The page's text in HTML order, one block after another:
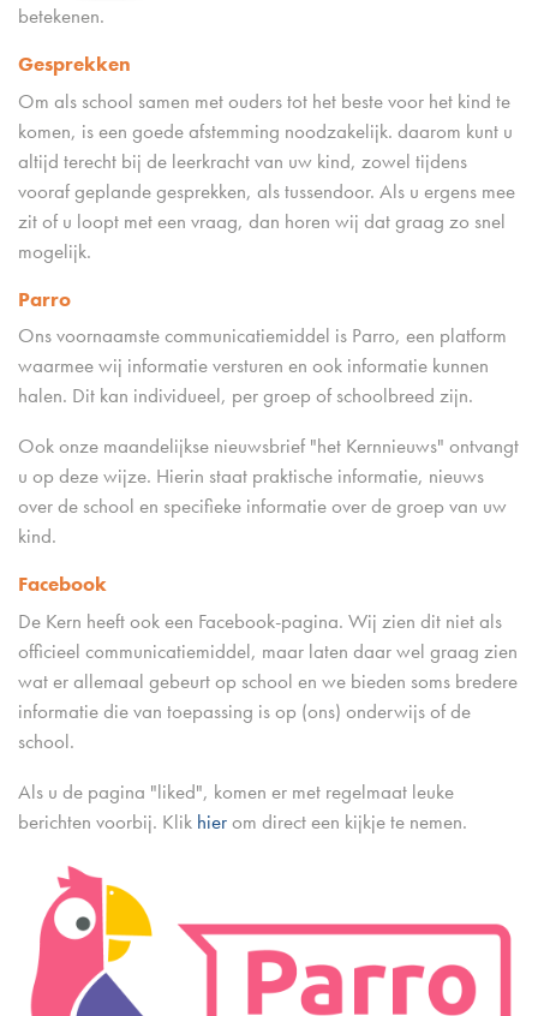
betekenen.
Gesprekken
Om als school samen met ouders tot het beste voor het kind te
komen, is een goede afstemming noodzakelijk. daarom kunt u
altijd terecht bij de leerkracht van uw kind, zowel tijdens
vooraf geplande gesprekken, als tussendoor. Als u ergens mee
zit of u loopt met een vraag, dan horen wij dat graag zo snel
mogelijk.
Parro
Ons voornaamste communicatiemiddel is Parro, een platform
waarmee wij informatie versturen en ook informatie kunnen
halen. Dit kan individueel, per groep of schoolbreed zijn.
Ook onze maandelijkse nieuwsbrief "het Kernnieuws" ontvangt
u op deze wijze. Hierin staat praktische informatie, nieuws
over de school en specifieke informatie over de groep van uw
kind.
Facebook
De Kern heeft ook een Facebook-pagina. Wij zien dit niet als
officieel communicatiemiddel, maar laten daar wel graag zien
wat er allemaal gebeurt op school en we bieden soms bredere
informatie die van toepassing is op (ons) onderwijs of de
school.
Als u de pagina "liked", komen er met regelmaat leuke
berichten voorbij. Klik hierom direct een kijkje te nemen.